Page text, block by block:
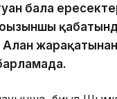
бала